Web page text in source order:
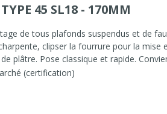
45 SL18 - 170MM
de tous plafonds suspendus et de
clipser la fourrure pour la mise
plâtre. Pose classique et rapide.
(certification)